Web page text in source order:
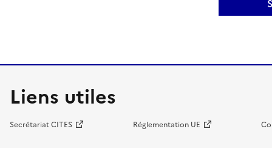
Liens utiles
Secrétariat CITES Réglementation UE